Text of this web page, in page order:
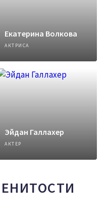
Екатерина Волкова
АКТРИСА
Эйдан Галлахер
АКТЕР